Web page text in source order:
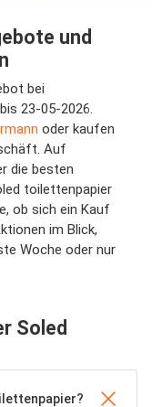
und
bei
23-05-2026.
oder kaufen
Auf
die besten
toilettenpapier
ob sich ein Kauf
im Blick,
Woche oder nur
Soled